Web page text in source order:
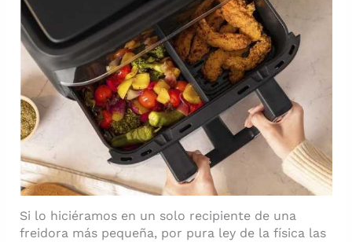
Si lo hiciéramos en un solo recipiente de una
freidora más pequeña, por pura ley de la física las